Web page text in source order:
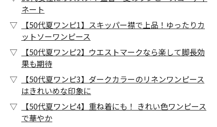
ネート
【50代夏ワンピ1】スキッパー襟で上品！ゆったりカ
ットソーワンピース
【50代夏ワンピ2】ウエストマークなら楽して脚長効
果も期待
【50代夏ワンピ3】ダークカラーのリネンワンピース
はきれいめな印象に
【50代夏ワンピ4】重ね着にも！ きれい色ワンピース
で華やか